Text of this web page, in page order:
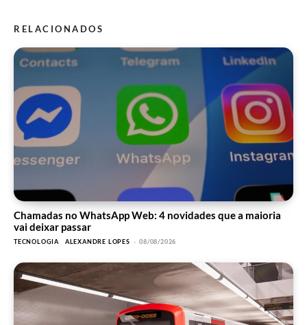
RELACIONADOS
Chamadas no WhatsApp Web: 4 novidades que a maioria
vai deixar passar
TECNOLOGIA ALEXANDRE LOPES - 08/08/2026